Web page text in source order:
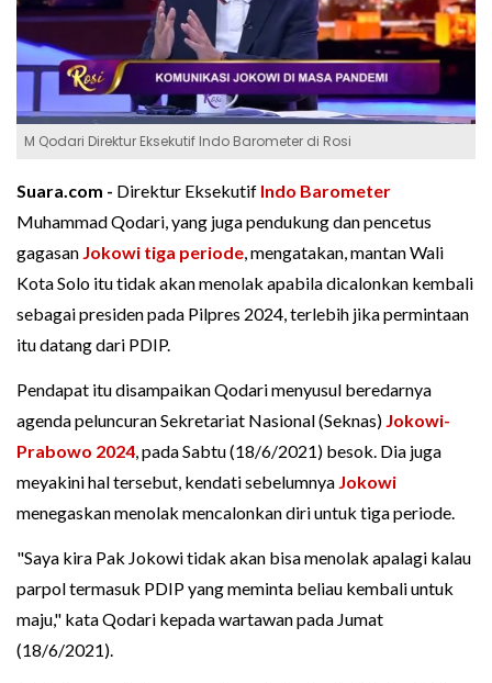
M Qodari Direktur Eksekutif Indo Barometer di Rosi
Suara.com - Direktur Eksekutif Indo Barometer
Muhammad Qodari, yang juga pendukung dan pencetus
gagasan Jokowi tiga periode, mengatakan, mantan Wali
Kota Solo itu tidak akan menolak apabila dicalonkan kembali
sebagai presiden pada Pilpres 2024, terlebih jika permintaan
itu datang dari PDIP.
Pendapat itu disampaikan Qodari menyusul beredarnya
agenda peluncuran Sekretariat Nasional (Seknas) Jokowi-
Prabowo 2024, pada Sabtu (18/6/2021) besok. Dia juga
meyakini hal tersebut, kendati sebelumnya Jokowi
menegaskan menolak mencalonkan diri untuk tiga periode.
"Saya kira Pak Jokowi tidak akan bisa menolak apalagi kalau
parpol termasuk PDIP yang meminta beliau kembali untuk
maju," kata Qodari kepada wartawan pada Jumat
(18/6/2021).